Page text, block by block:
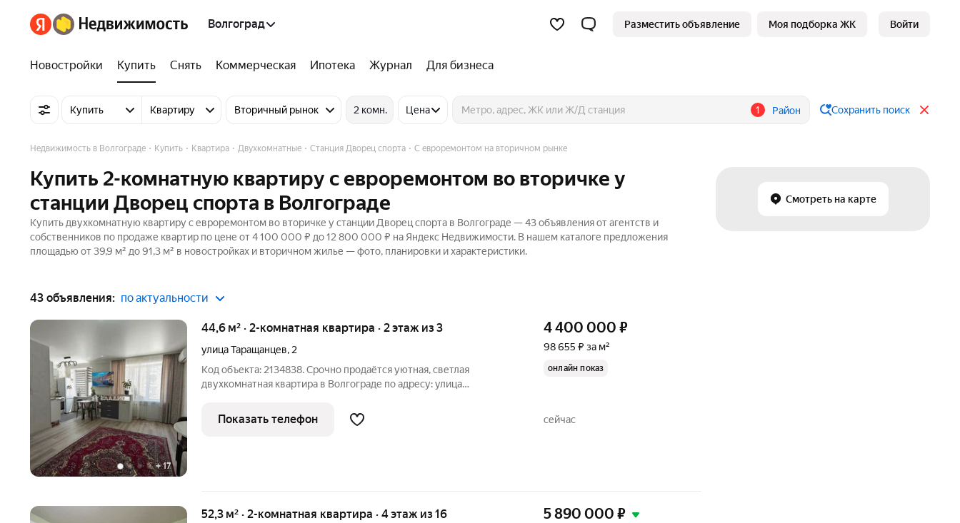
Волгоград Разместить объявление Моя подборка ЖК Войти
Новостройки Купить Снять Коммерческая Ипотека Журнал Для бизнеса
Купить Квартиру Вторичный рынок 2 комн. Цена 1 Район Сохранить поиск
Смотреть на карте
Недвижимость в Волгограде Купить Квартира Двухкомнатные Станция Дворец спорта С евроремонтом на вторичном рынке
Купить 2-комнатную квартиру с евроремонтом во вторичке у
станции Дворец спорта в Волгограде
Купить двухкомнатную квартиру с евроремонтом во вторичке у станции Дворец спорта в Волгограде — 43 объявления от агентств и
собственников по продаже квартир по цене от 4 100 000 ₽ до 12 800 000 ₽ на Яндекс Недвижимости. В нашем каталоге предложения
площадью от 39,9 м² до 91,3 м² в новостройках и вторичном жилье — фото, планировки и характеристики.
43 объявления: по актуальности
+17
44,6 м² · 2-комнатная квартира · 2 этаж из 3
улица Таращанцев, 2
Код объекта: 2134838. Срочно продаётся уютная, светлая
двухкомнатная квартира в Волгограде по адресу: улица
трёхэтажного кирпичного дома. Общая площадь составляет 44,6
кв. м, из которых 29,9 кв. м
4 400 000 ₽
98 655 ₽ за м²
онлайн показ
Показать телефон сейчас
52,3 м² · 2-комнатная квартира · 4 этаж из 16 5 890 000 ₽